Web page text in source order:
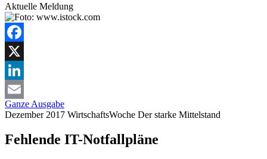
Aktuelle Meldung
Facebook
X
LinkedIn
Email
Ganze Ausgabe
Dezember 2017 WirtschaftsWoche Der starke Mittelstand
Fehlende IT-Notfallpläne